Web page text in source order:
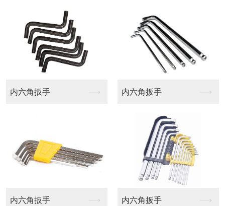
航模批头 梅花十字批头
平头十字批头 十字批头